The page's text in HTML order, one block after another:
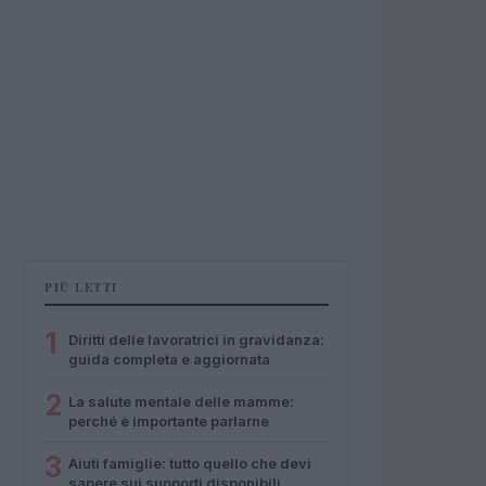
PIÙ LETTI
1
Diritti delle lavoratrici in gravidanza:
guida completa e aggiornata
2 La salute mentale delle mamme:
perché è importante parlarne
3 Aiuti famiglie: tutto quello che devi